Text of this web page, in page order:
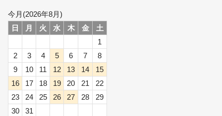
今月(2026年8月)
日
月 火 水 木 金
土
1
2
3 4 5 6 7
8
9
10 11 12 13 14
15
16
17 18 19 20 21
22
23
24 25 26 27 28
29
30
31